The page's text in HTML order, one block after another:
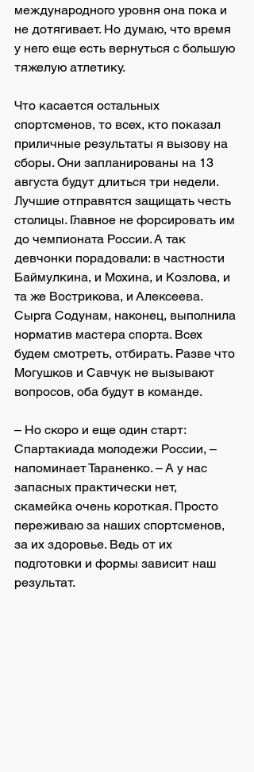
международного уровня она пока и
не дотягивает. Но думаю, что время
у него еще есть вернуться с большую
тяжелую атлетику.
Что касается остальных
спортсменов, то всех, кто показал
приличные результаты я вызову на
сборы. Они запланированы на 13
августа будут длиться три недели.
Лучшие отправятся защищать честь
столицы. Главное не форсировать им
до чемпионата России. А так
девчонки порадовали: в частности
Баймулкина, и Мохина, и Козлова, и
та же Вострикова, и Алексеева.
Сырга Содунам, наконец, выполнила
норматив мастера спорта. Всех
будем смотреть, отбирать. Разве что
Могушков и Савчук не вызывают
вопросов, оба будут в команде.
– Но скоро и еще один старт:
Спартакиада молодежи России, –
напоминает Тараненко. – А у нас
запасных практически нет,
скамейка очень короткая. Просто
переживаю за наших спортсменов,
за их здоровье. Ведь от их
подготовки и формы зависит наш
результат.